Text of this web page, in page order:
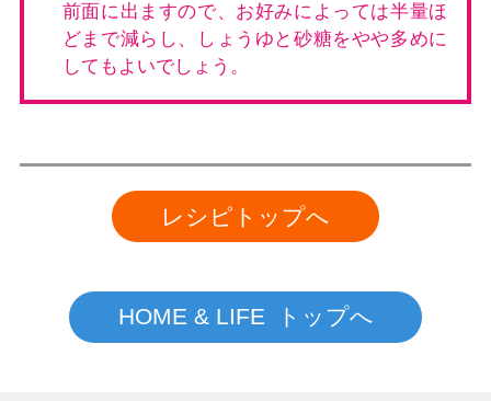
前面に出ますので、お好みによっては半量ほ
どまで減らし、しょうゆと砂糖をやや多めに
してもよいでしょう。
レシピトップへ
HOME & LIFE トップへ